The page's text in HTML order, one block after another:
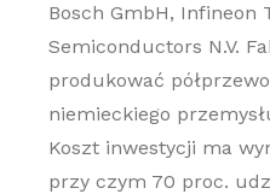
Bosch GmbH, Infineon
Semiconductors N.V.
produkować
niemieckiego
Koszt inwestycji ma
przy czym 70 proc.